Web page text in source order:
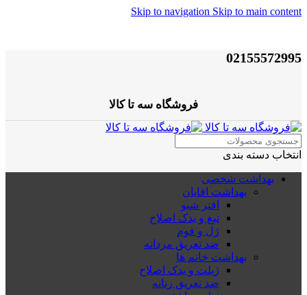
Skip to navigation Skip to main content
02155572995
فروشگاه سه تا کالا
انتخاب دسته بندی
بهداشت شخصی
بهداشت اقایان
افتر شیو
تیغ و یدک اصلاح
ژل و فوم
ضد تعریق مردانه
بهداشت خانم ها
ژیلت و یدک اصلاح
ضد تعریق زنانه